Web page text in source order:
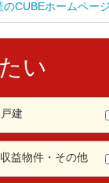
のCUBEホームペー
い
戸建
収益物件・その他